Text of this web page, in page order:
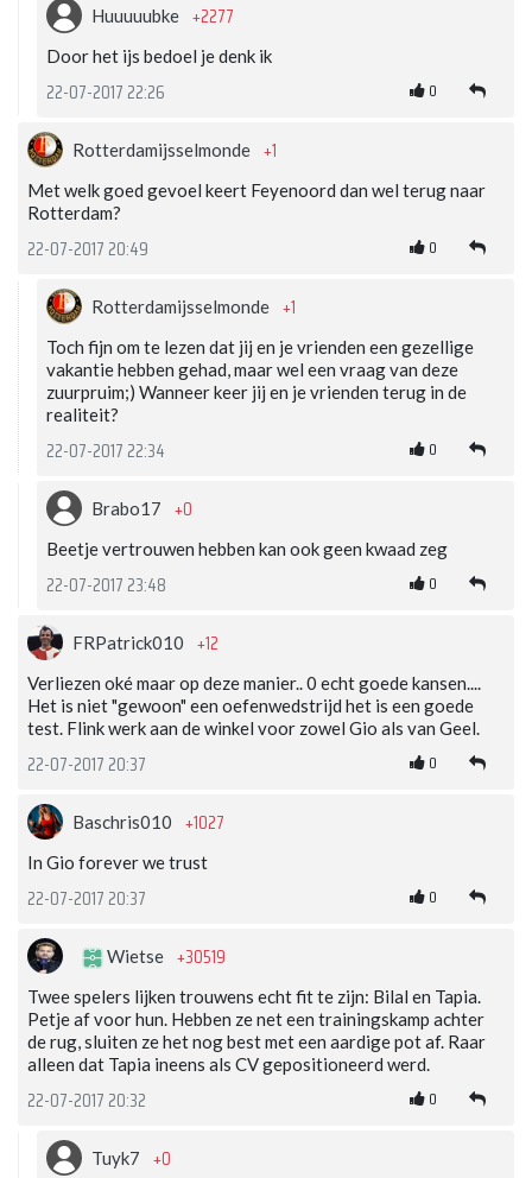
Huuuuubke +2277
Door het ijs bedoel je denk ik
22-07-2017 22:26 0
Rotterdamijsselmonde +1
Met welk goed gevoel keert Feyenoord dan wel terug naar
Rotterdam?
22-07-2017 20:49 0
Rotterdamijsselmonde +1
Toch fijn om te lezen dat jij en je vrienden een gezellige
vakantie hebben gehad, maar wel een vraag van deze
zuurpruim;) Wanneer keer jij en je vrienden terug in de
realiteit?
22-07-2017 22:34 0
Brabo17 +0
Beetje vertrouwen hebben kan ook geen kwaad zeg
22-07-2017 23:48 0
FRPatrick010 +12
Verliezen oké maar op deze manier.. 0 echt goede kansen....
Het is niet "gewoon" een oefenwedstrijd het is een goede
test. Flink werk aan de winkel voor zowel Gio als van Geel.
22-07-2017 20:37 0
Baschris010 +1027
In Gio forever we trust
22-07-2017 20:37 0
Wietse +30519
Twee spelers lijken trouwens echt fit te zijn: Bilal en Tapia.
Petje af voor hun. Hebben ze net een trainingskamp achter
de rug, sluiten ze het nog best met een aardige pot af. Raar
alleen dat Tapia ineens als CV gepositioneerd werd.
22-07-2017 20:32 0
Tuyk7 +0